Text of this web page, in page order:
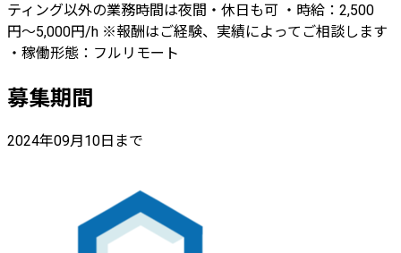
ティング以外の業務時間は夜間・休日も可 ・時給：2,500
円〜5,000円/h ※報酬はご経験、実績によってご相談します
・稼働形態：フルリモート
募集期間
2024年09月10日まで